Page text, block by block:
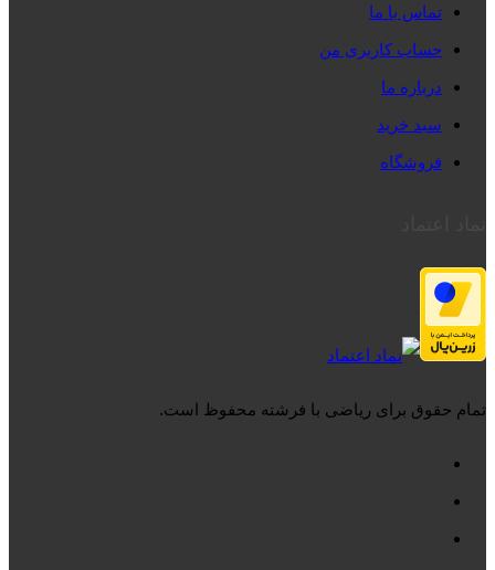
تماس با ما
حساب کاربری من
درباره ما
سبد خرید
فروشگاه
تمام حقوق برای ریاضی با فرشته محفوظ است.